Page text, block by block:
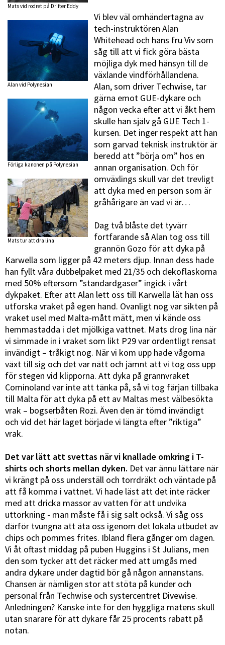
Mats vid rodret på Drifter Eddy
Alan vid Polynesian
Förliga kanonen på Polynesian
Mats tur att dra lina
Vi blev väl omhändertagna av
tech-instruktören Alan
Whitehead och hans fru Viv som
såg till att vi fick göra bästa
möjliga dyk med hänsyn till de
växlande vindförhållandena.
Alan, som driver Techwise, tar
gärna emot GUE-dykare och
någon vecka efter att vi åkt hem
skulle han själv gå GUE Tech 1-
kursen. Det inger respekt att han
som garvad teknisk instruktör är
beredd att ”börja om” hos en
annan organisation. Och för
omväxlings skull var det trevligt
att dyka med en person som är
gråhårigare än vad vi är…
Dag två blåste det tyvärr
fortfarande så Alan tog oss till
grannön Gozo för att dyka på
Karwella som ligger på 42 meters djup. Innan dess hade
han fyllt våra dubbelpaket med 21/35 och dekoflaskorna
med 50% eftersom ”standardgaser” ingick i vårt
dykpaket. Efter att Alan lett oss till Karwella lät han oss
utforska vraket på egen hand. Ovanligt nog var sikten på
vraket usel med Malta-mått mätt, men vi kände oss
hemmastadda i det mjölkiga vattnet. Mats drog lina när
vi simmade in i vraket som likt P29 var ordentligt rensat
invändigt – tråkigt nog. När vi kom upp hade vågorna
växt till sig och det var nätt och jämnt att vi tog oss upp
för stegen vid klipporna. Att dyka på grannvraket
Cominoland var inte att tänka på, så vi tog färjan tillbaka
till Malta för att dyka på ett av Maltas mest välbesökta
vrak – bogserbåten Rozi. Även den är tömd invändigt
och vid det här laget började vi längta efter ”riktiga”
vrak.
Det var lätt att svettas när vi knallade omkring i T-
shirts och shorts mellan dyken. Det var ännu lättare när
vi krängt på oss underställ och torrdräkt och väntade på
att få komma i vattnet. Vi hade läst att det inte räcker
med att dricka massor av vatten för att undvika
uttorkning - man måste få i sig salt också. Vi såg oss
därför tvungna att äta oss igenom det lokala utbudet av
chips och pommes frites. Ibland flera gånger om dagen.
Vi åt oftast middag på puben Huggins i St Julians, men
den som tycker att det räcker med att umgås med
andra dykare under dagtid bör gå någon annanstans.
Chansen är nämligen stor att stöta på kunder och
personal från Techwise och systercentret Divewise.
Anledningen? Kanske inte för den hyggliga matens skull
utan snarare för att dykare får 25 procents rabatt på
notan.